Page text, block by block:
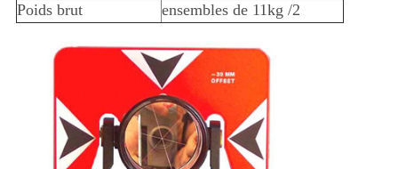
Poids brut
ensembles de 11kg /2